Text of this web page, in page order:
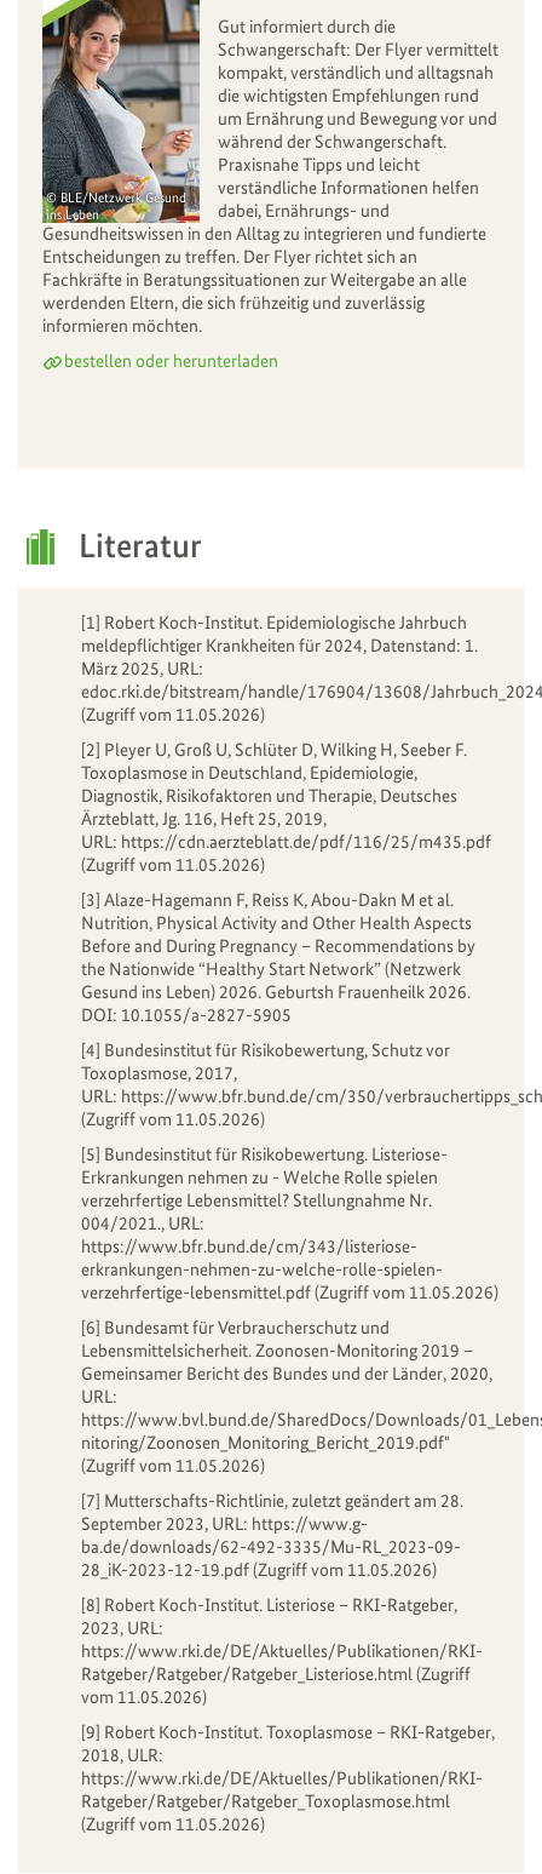
BLE/Netzwerk Gesund
ins Leben
Gut informiert durch die
Schwangerschaft: Der Flyer vermittelt
kompakt, verständlich und alltagsnah
die wichtigsten Empfehlungen rund
um Ernährung und Bewegung vor und
während der Schwangerschaft.
Praxisnahe Tipps und leicht
verständliche Informationen helfen
dabei, Ernährungs- und
Gesundheitswissen in den Alltag zu integrieren und fundierte
Entscheidungen zu treffen. Der Flyer richtet sich an
Fachkräfte in Beratungssituationen zur Weitergabe an alle
werdenden Eltern, die sich frühzeitig und zuverlässig
informieren möchten.
bestellen oder herunterladen
Literatur
[1] Robert Koch-Institut. Epidemiologische Jahrbuch
meldepflichtiger Krankheiten für 2024, Datenstand: 1.
März 2025, URL:
edoc.rki.de/bitstream/handle/176904/13608/
(Zugriff vom 11.05.2026)
[2] Pleyer U, Groß U, Schlüter D, Wilking H, Seeber F.
Toxoplasmose in Deutschland, Epidemiologie,
Diagnostik, Risikofaktoren und Therapie, Deutsches
Ärzteblatt, Jg. 116, Heft 25, 2019,
URL: https://cdn.aerzteblatt.de/pdf/116/25/m435.pdf
(Zugriff vom 11.05.2026)
[3] Alaze-Hagemann F, Reiss K, Abou-Dakn M et al.
Nutrition, Physical Activity and Other Health Aspects
Before and During Pregnancy – Recommendations by
the Nationwide “Healthy Start Network” (Netzwerk
Gesund ins Leben) 2026. Geburtsh Frauenheilk 2026.
DOI: 10.1055/a-2827-5905
[4] Bundesinstitut für Risikobewertung, Schutz vor
Toxoplasmose, 2017,
URL: https://www.bfr.bund.de/cm/350/
(Zugriff vom 11.05.2026)
[5] Bundesinstitut für Risikobewertung. Listeriose-
Erkrankungen nehmen zu - Welche Rolle spielen
verzehrfertige Lebensmittel? Stellungnahme Nr.
004/2021., URL:
https://www.bfr.bund.de/cm/343/listeriose-
erkrankungen-nehmen-zu-welche-rolle-spielen-
verzehrfertige-lebensmittel.pdf(Zugriff vom 11.05.2026)
[6] Bundesamt für Verbraucherschutz und
Lebensmittelsicherheit. Zoonosen-Monitoring 2019 –
Gemeinsamer Bericht des Bundes und der Länder, 2020,
URL:
https://www.bvl.bund.de/SharedDocs/Downloads/
nitoring/Zoonosen_Monitoring_Bericht_2019.pdf"
(Zugriff vom 11.05.2026)
[7] Mutterschafts-Richtlinie, zuletzt geändert am 28.
September 2023, URL: https://www.g-
ba.de/downloads/62-492-3335/Mu-RL_2023-09-
28_iK-2023-12-19.pdf(Zugriff vom 11.05.2026)
[8] Robert Koch-Institut. Listeriose – RKI-Ratgeber,
2023, URL:
https://www.rki.de/DE/Aktuelles/Publikationen/RKI-
Ratgeber/Ratgeber/Ratgeber_Listeriose.html(Zugriff
vom 11.05.2026)
[9] Robert Koch-Institut. Toxoplasmose – RKI-Ratgeber,
2018, ULR:
https://www.rki.de/DE/Aktuelles/Publikationen/RKI-
Ratgeber/Ratgeber/Ratgeber_Toxoplasmose.html
(Zugriff vom 11.05.2026)